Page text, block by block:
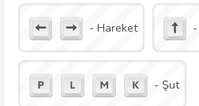
- Hareket
- Şut